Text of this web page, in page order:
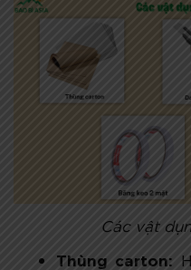
Các vật
Thùng carton: